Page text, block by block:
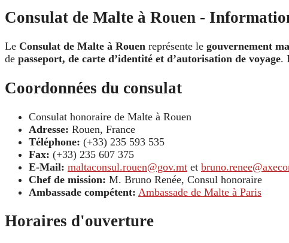
Consulat de Malte à Rouen -
Le Consulat de Malte à Rouen représente le gouvernement
de passeport, de carte d’identité et d’autorisation de voyage.
Coordonnées du consulat
Consulat honoraire de Malte à Rouen
Adresse: Rouen, France
Téléphone: (+33) 235 593 535
Fax: (+33) 235 607 375
E-Mail: maltaconsul.rouen@gov.mt et
Chef de mission: M. Bruno Renée, Consul honoraire
Ambassade compétent: Ambassade de Malte à Paris
Horaires d'ouverture